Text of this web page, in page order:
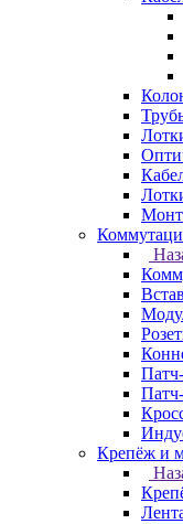
Крепёж и